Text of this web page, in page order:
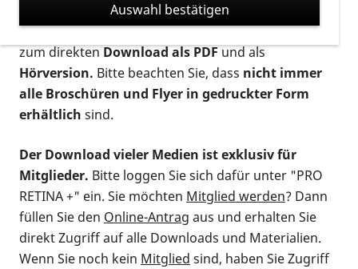
verschiedenen Formaten angeboten: zur
postalischen Bestellung als gedruckte Variante
zum direktenDownload als PDFund als
Hörversion. Bitte beachten Sie, dass nicht immer
alle Broschüren und Flyer in gedruckter Form
erhältlich sind.
Der Download vieler Medien ist exklusiv für
Mitglieder. Bitte loggen Sie sich dafür unter "PRO
RETINA +" ein. Sie möchten Mitglied werden? Dann
füllen Sie den Online-Antrag aus und erhalten Sie
direkt Zugriff auf alle Downloads und Materialien.
Wenn Sie noch kein Mitglied sind, haben Sie Zugriff
Auswahl bestätigen